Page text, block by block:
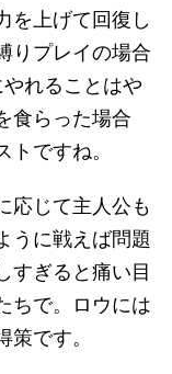
を上げて回復し
りプレイの場合
れることはや
食らった場合
ですね。
応じて主人公も
うに戦えば問題
すぎると痛い目
ちで。ロウには
です。